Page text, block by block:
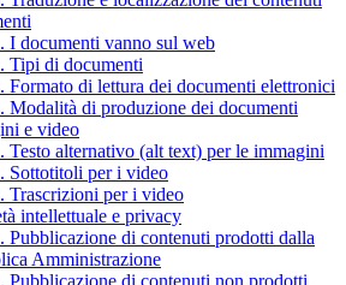
I documenti vanno sul web
Tipi di documenti
Formato di lettura dei documenti elettronici
Modalità di produzione dei documenti
e video
Testo alternativo (alt text) per le immagini
Sottotitoli per i video
Trascrizioni per i video
intellettuale e privacy
Pubblicazione di contenuti prodotti dalla
Amministrazione
Pubblicazione di contenuti non prodotti